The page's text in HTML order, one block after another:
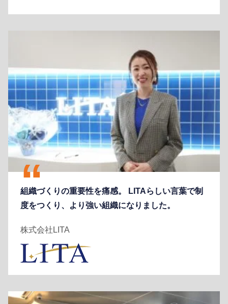
組織づくりの重要性を痛感。 LITAらしい言葉で制
度をつくり、より強い組織になりました。
株式会社LITA